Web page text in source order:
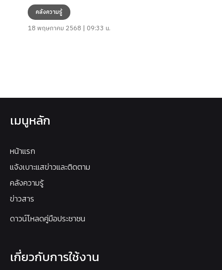
คลังความรู้
18 พฤษภาคม 2568 | 09:33 น.
เมนูหลัก
หน้าแรก
แจ้งเบาะแสข่าวและติดตาม
คลังความรู้
ข่าวสาร
ดาวน์โหลดคู่มือประชาชน
เกี่ยวกับการใช้งาน